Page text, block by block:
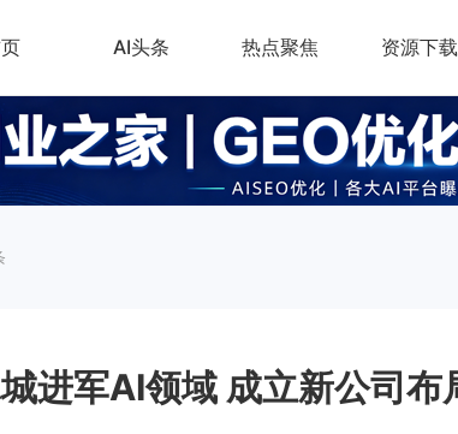
AI头条 热点聚焦 资源下载
进军AI领域 成立新公司布